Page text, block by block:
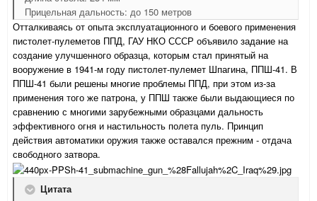
Прицельная дальность: до 150 метров
Отталкиваясь от опыта эксплуатационного и боевого применения
пистолет-пулеметов ППД, ГАУ НКО СССР объявило задание на
создание улучшенного образца, которым стал принятый на
вооружение в 1941-м году пистолет-пулемет Шпагина, ППШ-41. В
ППШ-41 были решены многие проблемы ППД, при этом из-за
применения того же патрона, у ППШ также были выдающиеся по
сравнению с многими зарубежными образцами дальность
эффективного огня и настильность полета пуль. Принцип
действия автоматики оружия также оставался прежним - отдача
свободного затвора.
Цитата